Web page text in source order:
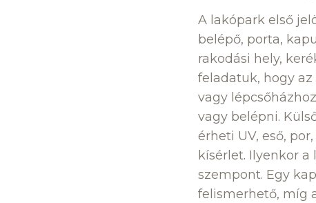
A lakópark első
belépő, porta,
rakodási hely,
feladatuk, hogy
vagy
vagy belépni.
érheti UV, eső,
kísérlet. Ilyenkor
szempont. Egy
felismerhető, míg